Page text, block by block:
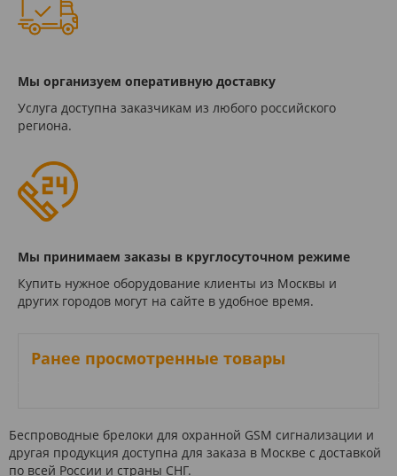
Мы организуем оперативную доставку
Услуга доступна заказчикам из любого российского
региона.
Мы принимаем заказы в круглосуточном режиме
Купить нужное оборудование клиенты из Москвы и
других городов могут на сайте в удобное время.
Ранее просмотренные товары
Беспроводные брелоки для охранной GSM сигнализации и
другая продукция доступна для заказа в Москве с доставкой
по всей России и страны СНГ.